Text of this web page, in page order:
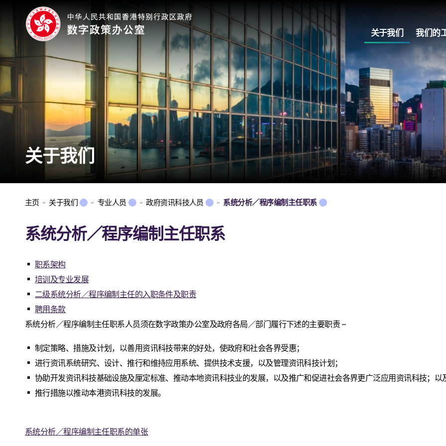
关于我们 我们的
关于我们
主页 关于我们 专业人员 政府资讯科技人员 系统分析／程序编制主任职系
系统分析／程序编制主任职系
职系架构
培训及专业发展
二级系统分析／程序编制主任的入职条件及职责
聘用条款
系统分析／程序编制主任职系人员须在数字政策办公室及政府各局／部门履行下述的主要职责 –
制定策略、措施及计划，以善用资讯科技带来的好处，使政府和社会各界受惠；
进行资讯系统研究、设计、推行和维持应用系统、提供技术支援，以及管理资讯科技计划；
协助开发资讯科技基础设施及厘定标准、推动本地资讯科技业的发展，以及推广和促进社会各界更广泛应用资讯科技；以
推行措施以推动本港资讯科技的发展。
系统分析／程序编制主任职系的单张